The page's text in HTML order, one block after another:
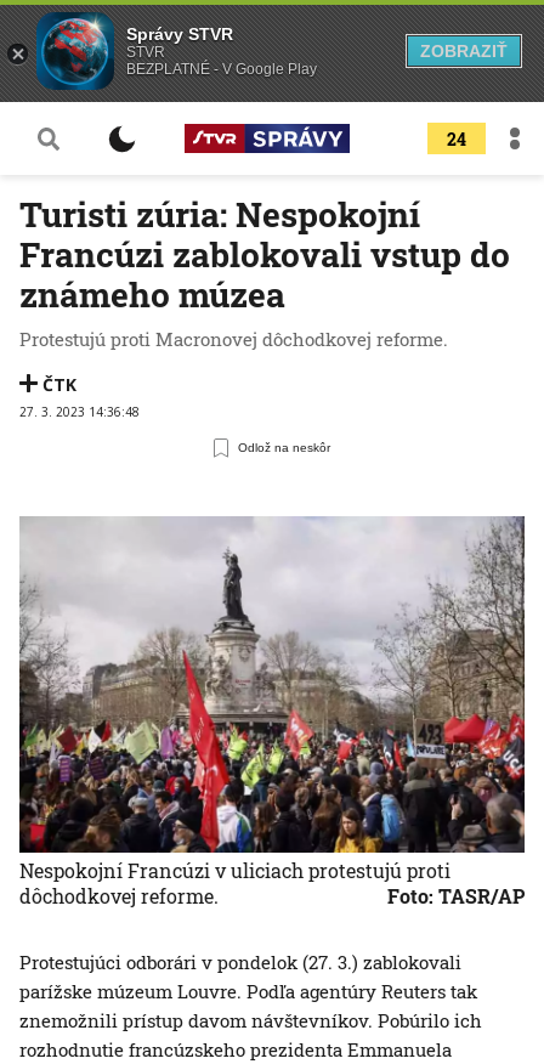
24
Turisti zúria: Nespokojní
Francúzi zablokovali vstup do
známeho múzea
Protestujú proti Macronovej dôchodkovej reforme.
ČTK
27. 3. 2023 14:36:48
Odlož na neskôr
Nespokojní Francúzi v uliciach protestujú proti
dôchodkovej reforme.
Foto: TASR/AP
Protestujúci odborári v pondelok (27. 3.) zablokovali
parížske múzeum Louvre. Podľa agentúry Reuters tak
znemožnili prístup davom návštevníkov. Pobúrilo ich
rozhodnutie francúzskeho prezidenta Emmanuela
Správy STVR
STVR
BEZPLATNÉ - V Google Play
ZOBRAZIŤ